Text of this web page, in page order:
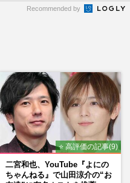
Recommended by
⭐ 高評価の記事(9)
二宮和也、YouTube『よにの
ちゃんねる』で山田涼介の“お